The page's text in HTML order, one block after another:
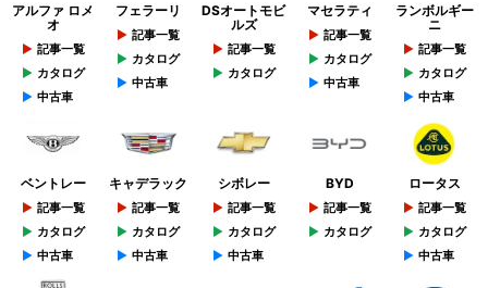
アルファ ロメ
オ
記事一覧
カタログ
中古車
フェラーリ
記事一覧
カタログ
中古車
DSオートモビ
ルズ
記事一覧
カタログ
マセラティ
記事一覧
カタログ
中古車
ランボルギー
ニ
記事一覧
カタログ
中古車
ベントレー
記事一覧
カタログ
中古車
キャデラック
記事一覧
カタログ
中古車
シボレー
記事一覧
カタログ
中古車
BYD
記事一覧
カタログ
ロータス
記事一覧
カタログ
中古車